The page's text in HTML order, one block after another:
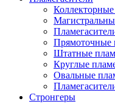
Коллекторные
Прямоточные
Штатные
Круглые
Овальные
Стронгеры